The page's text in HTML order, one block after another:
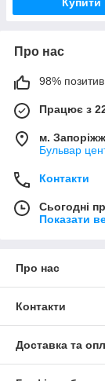
Купити
Про нас
98%
Працює з
м.
Бульвар
Контакти
Сьогодні
Показати
Про нас
Контакти
Доставка та